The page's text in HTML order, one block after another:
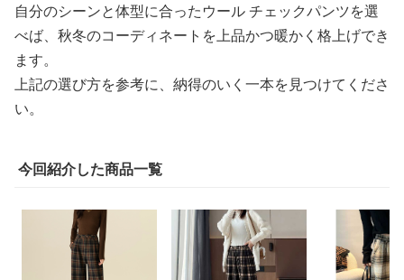
自分のシーンと体型に合ったウール チェックパンツを選
べば、秋冬のコーディネートを上品かつ暖かく格上げでき
ます。
上記の選び方を参考に、納得のいく一本を見つけてくださ
い。
今回紹介した商品一覧